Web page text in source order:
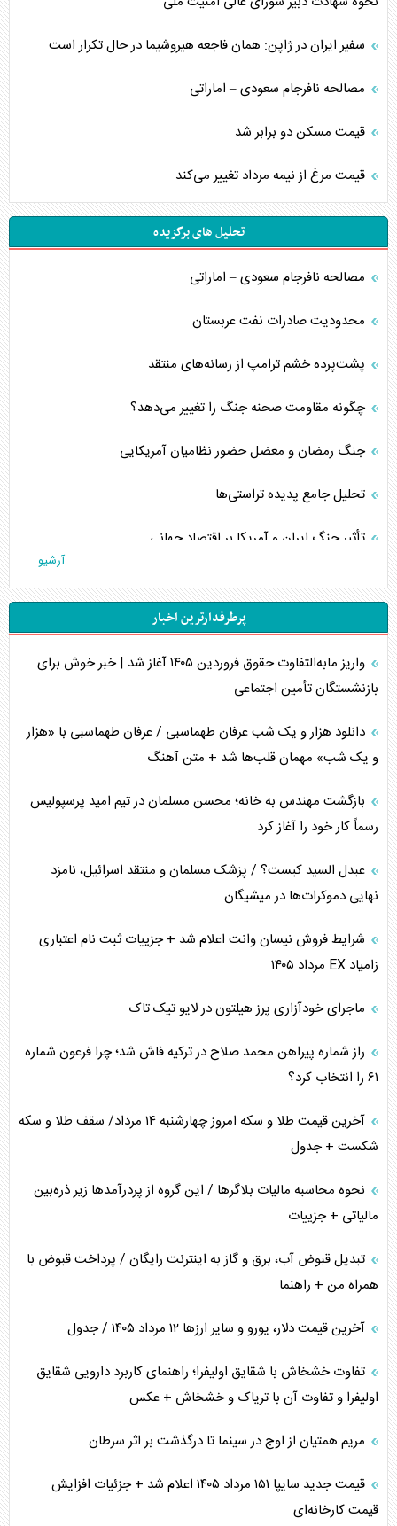
سفیر ایران در ژاپن: همان فاجعه هیروشیما در حال تکرار است
مصالحه نافرجام سعودی – اماراتی
قیمت مسکن دو برابر شد
قیمت مرغ از نیمه مرداد تغییر می‌کند
تحلیل های برگزیده
مصالحه نافرجام سعودی – اماراتی
محدودیت صادرات نفت عربستان
پشت‌پرده خشم ترامپ از رسانه‌های منتقد
چگونه مقاومت صحنه جنگ را تغییر می‌دهد؟
جنگ رمضان و معضل حضور نظامیان آمریکایی
تحلیل جامع پدیده تراستی‌ها
تأثیر جنگ ایران و آمریکا بر اقتصاد جهانی
تخریب پل‌ها در اوکراین و فروپاشی روایت دوگانه غرب
اربعین، کابوس مشترک تل‌آویو-واشنگتن
برنامه هفتم توسعه در نقطه کور سیاستگذاری
اوکراین بازوی مخرب آمریکا در غرب آسیا
اهمیت راهبردی اردن برای آمریکا
همسویی عربستان با سنتکام علیه متحدان ایران
ترامپ و توهم خلع سلاح حماس
چرا کویت به دنبال شریک امنیتی جدید است؟
اعتراف غرب به قدرت ایران در تثبیت معادلات
خطای راهبردی ترامپ مقابل برزیل
آرشیو...
پرطرفدارترین اخبار
واریز مابه‌التفاوت حقوق فروردین ۱۴۰۵ آغاز شد | خبر خوش برای
بازنشستگان تأمین اجتماعی
دانلود هزار و یک شب عرفان طهماسبی / عرفان طهماسبی با «هزار
و یک شب» مهمان قلب‌ها شد + متن آهنگ
بازگشت مهندس به خانه؛ محسن مسلمان در تیم امید پرسپولیس
رسماً کار خود را آغاز کرد
عبدل السید کیست؟ / پزشک مسلمان و منتقد اسرائیل، نامزد
نهایی دموکرات‌ها در میشیگان
شرایط فروش نیسان وانت اعلام شد + جزییات ثبت نام اعتباری
زامیاد EX مرداد ۱۴۰۵
ماجرای خودآزاری پرز هیلتون در لایو تیک تاک
راز شماره پیراهن محمد صلاح در ترکیه فاش شد؛ چرا فرعون شماره
۶۱ را انتخاب کرد؟
آخرین قیمت طلا و سکه امروز چهارشنبه ۱۴ مرداد/ سقف طلا و سکه
شکست + جدول
نحوه محاسبه مالیات بلاگر‌ها / این گروه از پردرآمد‌ها زیر ذره‌بین
مالیاتی + جزییات
تبدیل قبوض آب، برق و گاز به اینترنت رایگان / پرداخت قبوض با
همراه من + راهنما
آخرین قیمت دلار، یورو و سایر ارز‌ها ۱۲ مرداد ۱۴۰۵ / جدول
تفاوت خشخاش با شقایق اولیفرا؛ راهنمای کاربرد دارویی شقایق
اولیفرا و تفاوت آن با تریاک و خشخاش + عکس
مریم همتیان از اوج در سینما تا درگذشت بر اثر سرطان
قیمت جدید سایپا ۱۵۱ مرداد ۱۴۰۵ اعلام شد + جزئیات افزایش
قیمت کارخانه‌ای